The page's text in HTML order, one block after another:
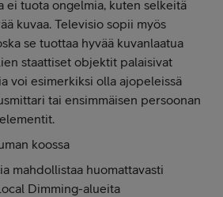
ei tuota ongelmia, kuten selkeitä
kuvaa. Televisio sopii myös
se tuottaa hyvää kuvanlaatua
staattiset objektit palaisivat
voi esimerkiksi olla ajopeleissä
tai ensimmäisen persoonan
koossa
mahdollistaa huomattavasti
Dimming-alueita